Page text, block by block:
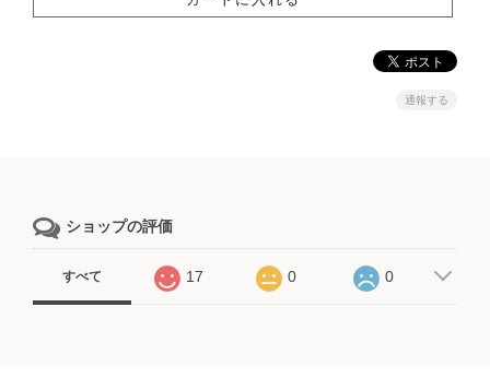
通報する
ショップの評価
すべて 17 0 0